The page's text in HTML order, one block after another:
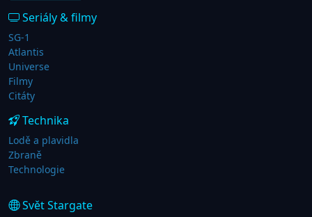
Seriály & filmy
SG-1
Atlantis
Universe
Filmy
Citáty
Technika
Lodě a plavidla
Zbraně
Technologie
Svět Stargate